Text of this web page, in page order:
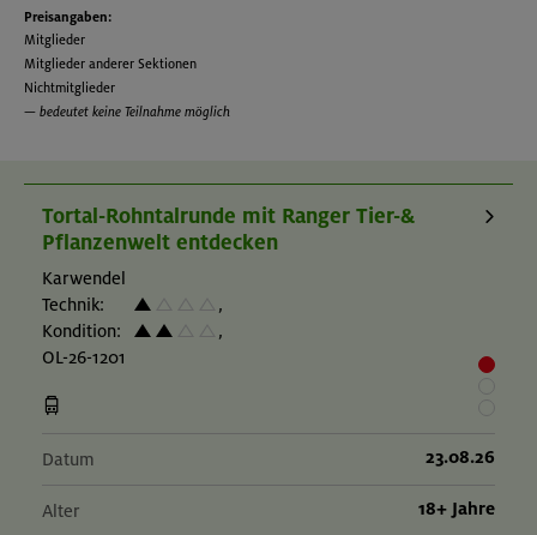
Preisangaben:
Mitglieder
Mitglieder anderer Sektionen
Nichtmitglieder
— bedeutet keine Teilnahme möglich
Tortal-Rohntalrunde mit Ranger Tier-&
Pflanzenwelt entdecken
Karwendel
Technik:
,
Kondition:
,
OL-26-1201
Datum 23.08.26
Alter 18+ Jahre